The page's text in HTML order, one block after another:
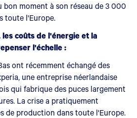
bon moment à son réseau de 3 000
toute l'Europe.
coûts de l'énergie et la
l'échelle :
ont récemment échangé des
une entreprise néerlandaise
qui fabrique des puces largement
La crise a pratiquement
de production dans toute l'Europe.